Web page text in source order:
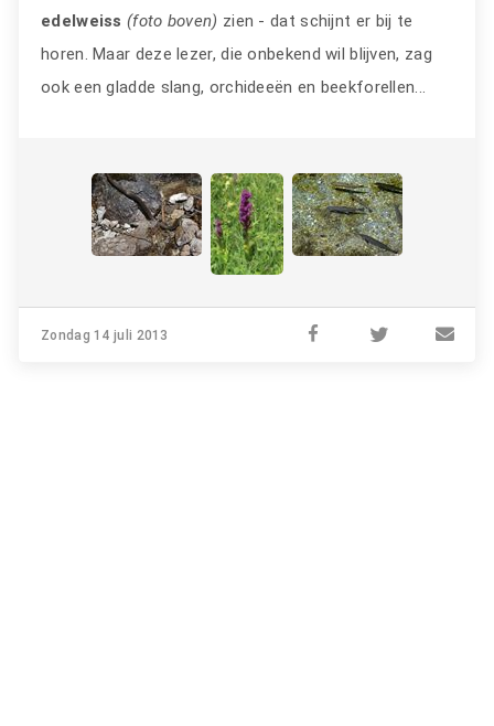
edelweiss (foto boven) zien - dat schijnt er bij te
horen. Maar deze lezer, die onbekend wil blijven, zag
ook een gladde slang, orchideeën en beekforellen...
Zondag 14 juli 2013